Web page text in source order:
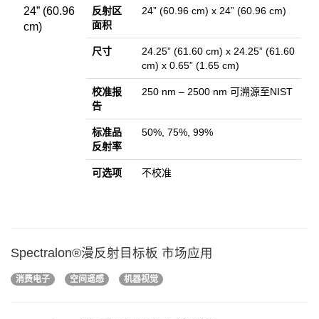
24” (60.96
cm)
反射区
面积
24” (60.96 cm) x 24” (60.96 cm)
尺寸
24.25” (61.60 cm) x 24.25” (61.60
cm) x 0.65” (1.65 cm)
校准报
告
250 nm – 2500 nm 可溯源至NIST
标准品
反射率
50%, 75%, 99%
可选项 不校准
Spectralon®漫反射目标板 市场应用
消费电子 空间遥感 机器视觉